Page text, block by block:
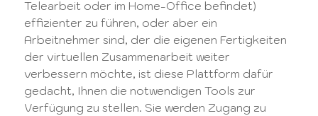
Telearbeit oder im Home-Office befindet)
effizienter zu führen, oder aber ein
Arbeitnehmer sind, der die eigenen Fertigkeiten
der virtuellen Zusammenarbeit weiter
verbessern möchte, ist diese Plattform dafür
gedacht, Ihnen die notwendigen Tools zur
Verfügung zu stellen. Sie werden Zugang zu